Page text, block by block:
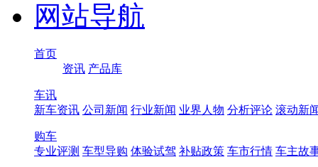
网站导航
首页
资讯 产品库
车讯
新车资讯 公司新闻 行业新闻 业界人物 分析评论 滚动新
购车
专业评测 车型导购 体验试驾 补贴政策 车市行情 车主故